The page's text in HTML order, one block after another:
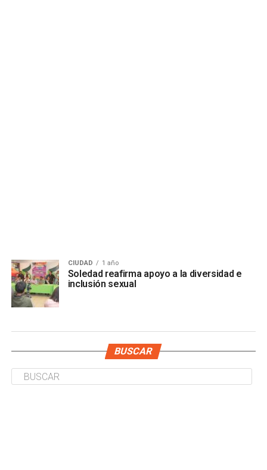
CIUDAD 1 año
Soledad reafirma apoyo a la diversidad e
inclusión sexual
BUSCAR